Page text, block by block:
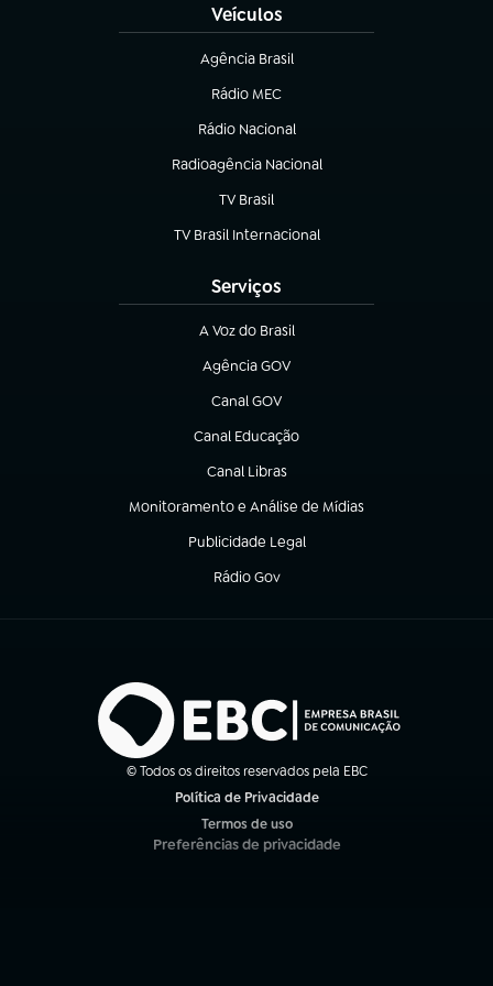
Veículos
Agência Brasil
(abre em nova aba)
Rádio MEC
(abre em nova aba)
Rádio Nacional
Radioagência Nacional
(abre em nova aba)
TV Brasil
(abre em nova aba)
TV Brasil Internacional
(abre em nova aba)
Serviços
A Voz do Brasil
(abre em nova aba)
Agência GOV
(abre em nova aba)
Canal GOV
(abre em nova aba)
Canal Educação
(abre em nova aba)
Canal Libras
(abre em nova aba)
Monitoramento e Análise de Mídias
(abre em nova aba)
Publicidade Legal
(abre em nova aba)
Rádio Gov
(abre em nova aba)
© Todos os direitos reservados pela EBC
Política de Privacidade
Termos de uso
(abre em nova aba)
Preferências de privacidade